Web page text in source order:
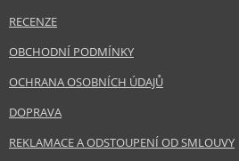
RECENZE
OBCHODNÍ PODMÍNKY
OCHRANA OSOBNÍCH ÚDAJŮ
DOPRAVA
REKLAMACE A ODSTOUPENÍ OD SMLOUVY